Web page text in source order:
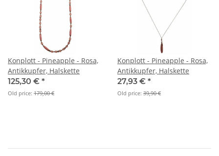
Konplott - Pineapple - Rosa,
Antikkupfer, Halskette
125,30 € *
Old price: 179,00 €
Konplott - Pineapple - Rosa,
Antikkupfer, Halskette
27,93 € *
Old price: 39,90 €